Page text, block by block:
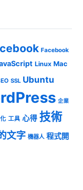
Facebook
Linux Mac
SSL Ubuntu
企業
工具 心得 技術
文字 機器人 程式開